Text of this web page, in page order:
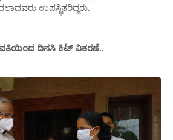
ಉಪಸ್ಥಿತರಿದ್ದರು.
ವತಿಯಿಂದ ದಿನಸಿ ಕಿಟ್ ವಿತರಣೆ..